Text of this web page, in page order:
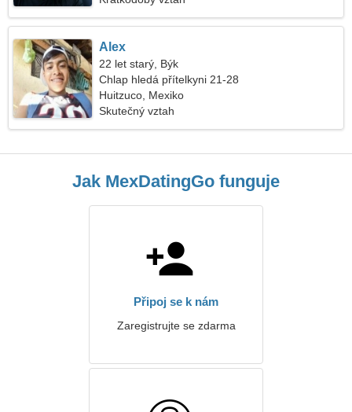
Alex
22 let starý, Býk
Chlap hledá přítelkyni 21-28
Huitzuco, Mexiko
Skutečný vztah
Jak MexDatingGo funguje
Připoj se k nám
Zaregistrujte se zdarma